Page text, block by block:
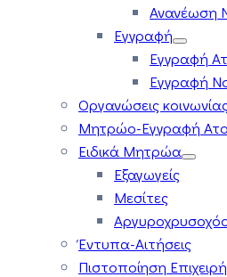
Ανανέωση
Εγγραφή
Εγγραφή
Εγγραφή
Οργανώσεις
Μητρώο-Εγγραφή
Ειδικά Μητρώα
Εξαγωγείς
Μεσίτες
Έντυπα-Αιτήσεις
Πιστοποίηση